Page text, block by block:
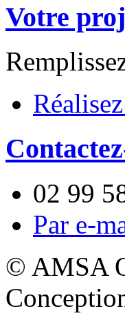
Votre
02 99
Par e-
© AMSA